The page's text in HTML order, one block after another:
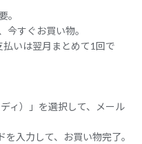
。
すぐお買い物。
いは翌月まとめて1回で
ィ）」を選択して、メール
入力して、お買い物完了。